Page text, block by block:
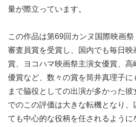
量が際立っています。
この作品は第69回カンヌ国際映画
審査員賞を受賞し、国内でも毎日
賞、ヨコハマ映画祭主演女優賞、
優賞など、数々の賞を筒井真理子
まで脇役としての出演が多かった
でのこの評価は大きな転機となり
ても中心的な役柄を任されるように